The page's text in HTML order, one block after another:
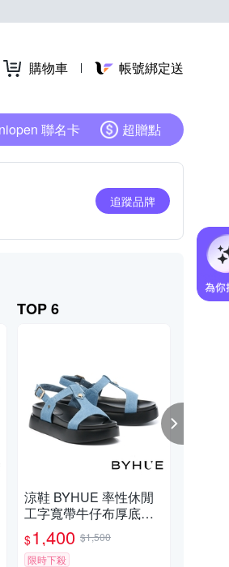
購物車 帳號綁定送
聯名卡 超贈點
追蹤品牌
TOP 6
涼鞋 BYHUE 率性休閒
工字寬帶牛仔布厚底涼
鞋－藍
$1,400 $1,500
限時下殺